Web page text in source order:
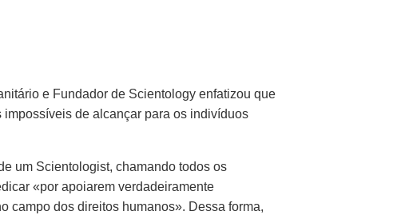
e Fundador de Scientology enfatizou que
de alcançar para os indivíduos
um Scientologist, chamando todos os
«por apoiarem verdadeiramente
campo dos direitos humanos». Dessa forma,